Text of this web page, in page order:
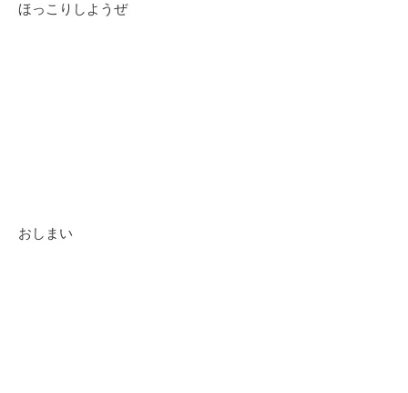
ほっこりしようぜ
おしまい